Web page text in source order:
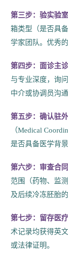
第三步：验实验室
箱类型（是否具
学家团队。优秀
第四步：面诊主
与专业深度，询
中介或协调员沟
第五步：确认驻
（Medical
是否具备医学背
第六步：审查合
范围（药物、监
及后续冷冻胚胎
第七步：留存医
术记录均获得英
或法律证明。